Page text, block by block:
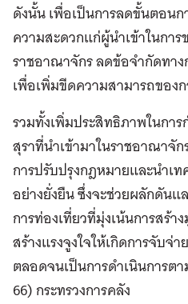
ดังนั้น เพื่อเป็นการลดขั้นตอน
ความสะดวกแก่ผู้นำเข้าในกา
ราชอาณาจักร ลดข้อจำกัดทา
เพื่อเพิ่มขีดความสามารถของ
รวมทั้งเพิ่มประสิทธิภาพในกา
สุราที่นำเข้ามาในราชอาณาจั
การปรับปรุงกฎหมายและนำเ
อย่างยั่งยืน ซึ่งจะช่วยผลักดัน
การท่องเที่ยวที่มุ่งเน้นการสร้า
สร้างแรงจูงใจให้เกิดการจับจ่
ตลอดจนเป็นการดำเนินการ
66) กระทรวงการคลัง